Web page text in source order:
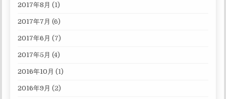
2017年8月 (1)
2017年7月 (6)
2017年6月 (7)
2017年5月 (4)
2016年10月 (1)
2016年9月 (2)